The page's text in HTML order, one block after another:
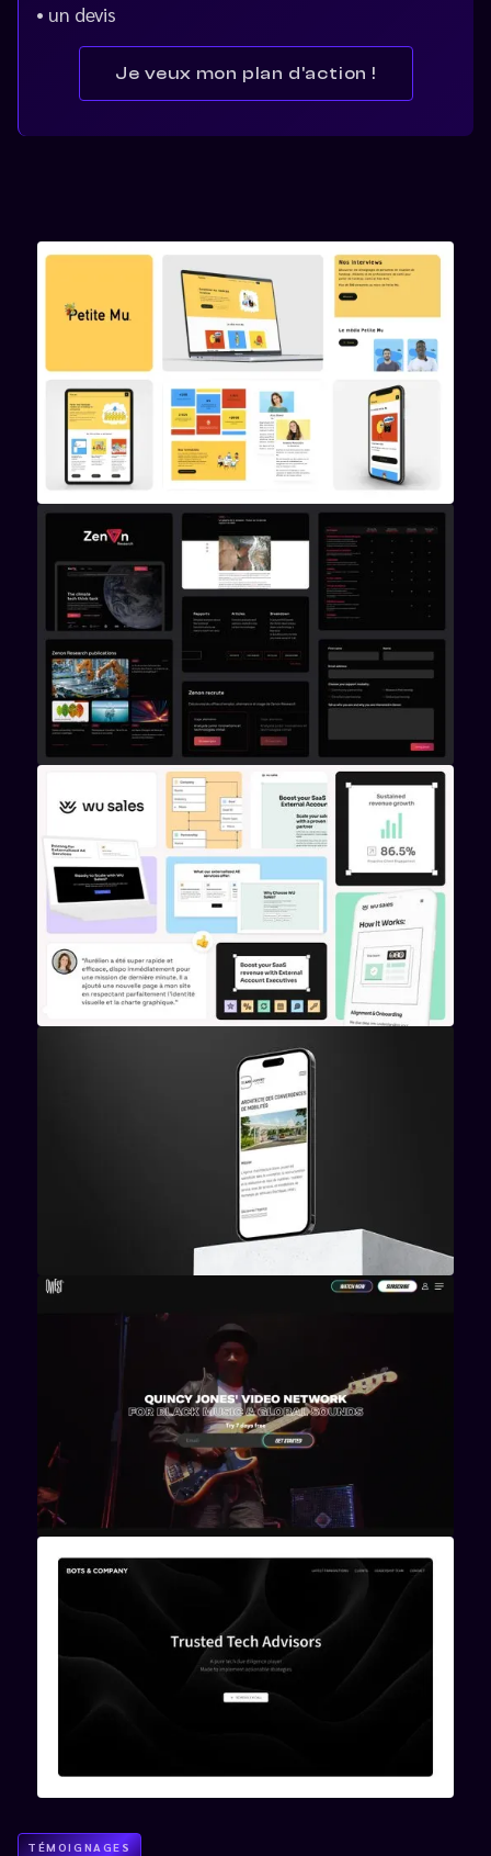
• un devis
Je veux mon plan d'action !
TÉMOIGNAGES